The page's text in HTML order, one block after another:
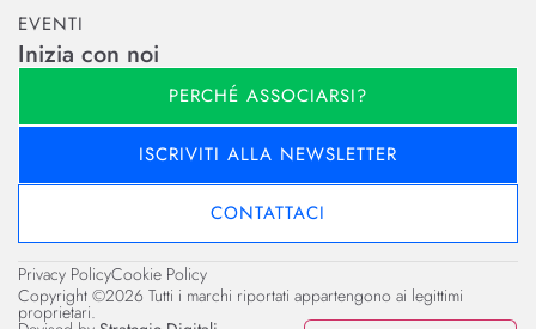
EVENTI
Inizia con noi
PERCHÉ ASSOCIARSI?
ISCRIVITI ALLA NEWSLETTER
CONTATTACI
Privacy PolicyCookie Policy
Copyright ©2026 Tutti i marchi riportati appartengono ai legittimi
proprietari.